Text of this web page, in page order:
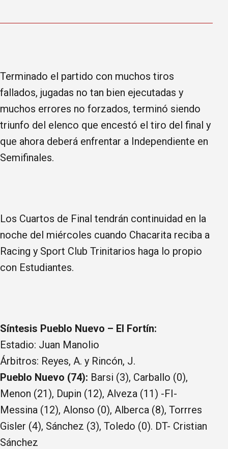
Terminado el partido con muchos tiros
fallados, jugadas no tan bien ejecutadas y
muchos errores no forzados, terminó siendo
triunfo del elenco que encestó el tiro del final y
que ahora deberá enfrentar a Independiente en
Semifinales.
Los Cuartos de Final tendrán continuidad en la
noche del miércoles cuando Chacarita reciba a
Racing y Sport Club Trinitarios haga lo propio
con Estudiantes.
Síntesis Pueblo Nuevo – El Fortín:
Estadio: Juan Manolio
Árbitros: Reyes, A. y Rincón, J.
Pueblo Nuevo (74): Barsi (3), Carballo (0),
Menon (21), Dupin (12), Alveza (11) -FI-
Messina (12), Alonso (0), Alberca (8), Torrres
Gisler (4), Sánchez (3), Toledo (0). DT- Cristian
Sánchez